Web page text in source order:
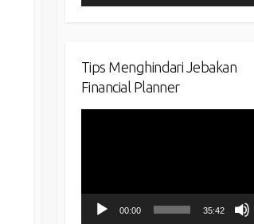
Tips Menghindari Jebakan
Financial Planner
00:00 35:42